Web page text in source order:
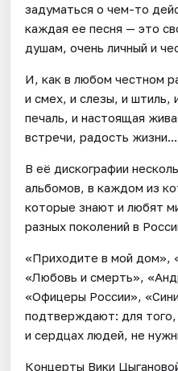
задуматься о чем-то
каждая ее песня — это
душам, очень личный и
И, как в любом честном
и смех, и слезы, и штиль,
печаль, и настоящая
встречи, радость жизни...
В её дискографии
альбомов, в каждом из
которые знают и любят
разных поколений в
«Приходите в мой дом»,
«Любовь и смерть»,
«Офицеры России»,
подтверждают: для
и сердцах людей, не
Концерты Вики